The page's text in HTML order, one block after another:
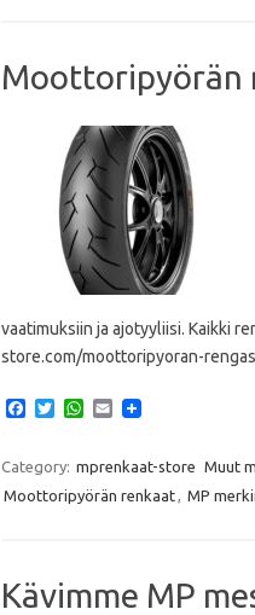
Moottoripyörän
vaatimuksiin ja ajotyyliisi. Kaikki
store.com/moottoripyoran-
e
o
T
t
e
W
t
s
A
E
i
Category: mprenkaat-store Muut
Moottoripyörän renkaat, MP
Kävimme MP